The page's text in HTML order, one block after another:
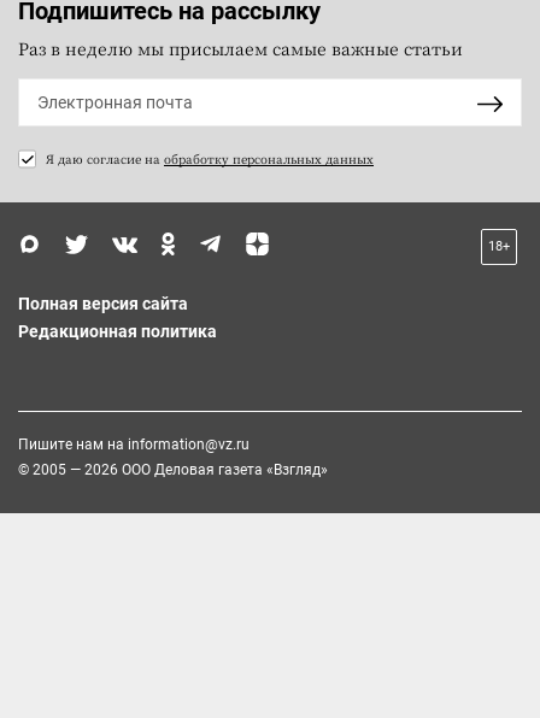
Подпишитесь на рассылку
Раз в неделю мы присылаем самые важные статьи
Я даю согласие на обработку персональных данных
18+
Полная версия сайта
Редакционная политика
Пишите нам на information@vz.ru
© 2005 — 2026 ООО Деловая газета «Взгляд»